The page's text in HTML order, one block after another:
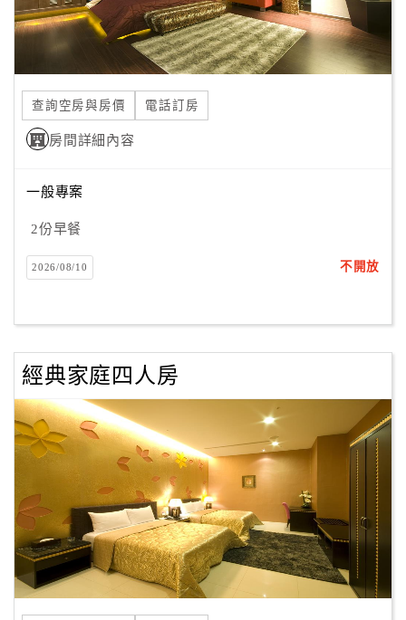
合
作
飯
合
廠
合
旅
伴
計
商
品
宣
傳
查詢空房與房價 電話訂房
房間詳細內容
一般專案
2份早餐
2026/08/10 不開放
經典家庭四人房